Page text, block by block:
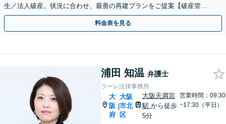
生／法人破産。状況に合わせ、最善の再建プランをご提案【破産管財
人経験あり】【北浜駅2分】
料金表を見る
浦田 知温 弁護士
ラーレ法律事務所
大
阪
府
|
大阪
市北
区
大阪天満宮
駅 から徒歩
5分
営業時間：09:30
~17:30（平日）